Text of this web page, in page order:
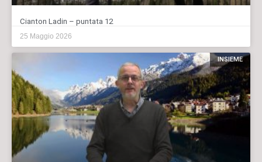
Cianton Ladin – puntata 12
25 Maggio 2026
INSIEME